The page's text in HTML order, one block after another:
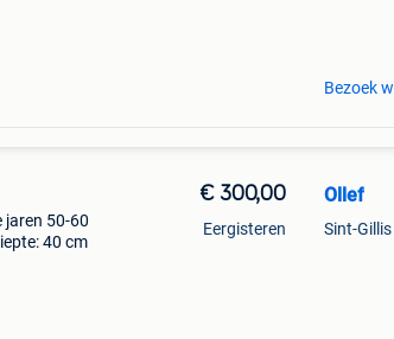
Bezoek
jaren 50-60
40 cm
€ 300,00
Eergisteren
Ollef
Sint-Gillis